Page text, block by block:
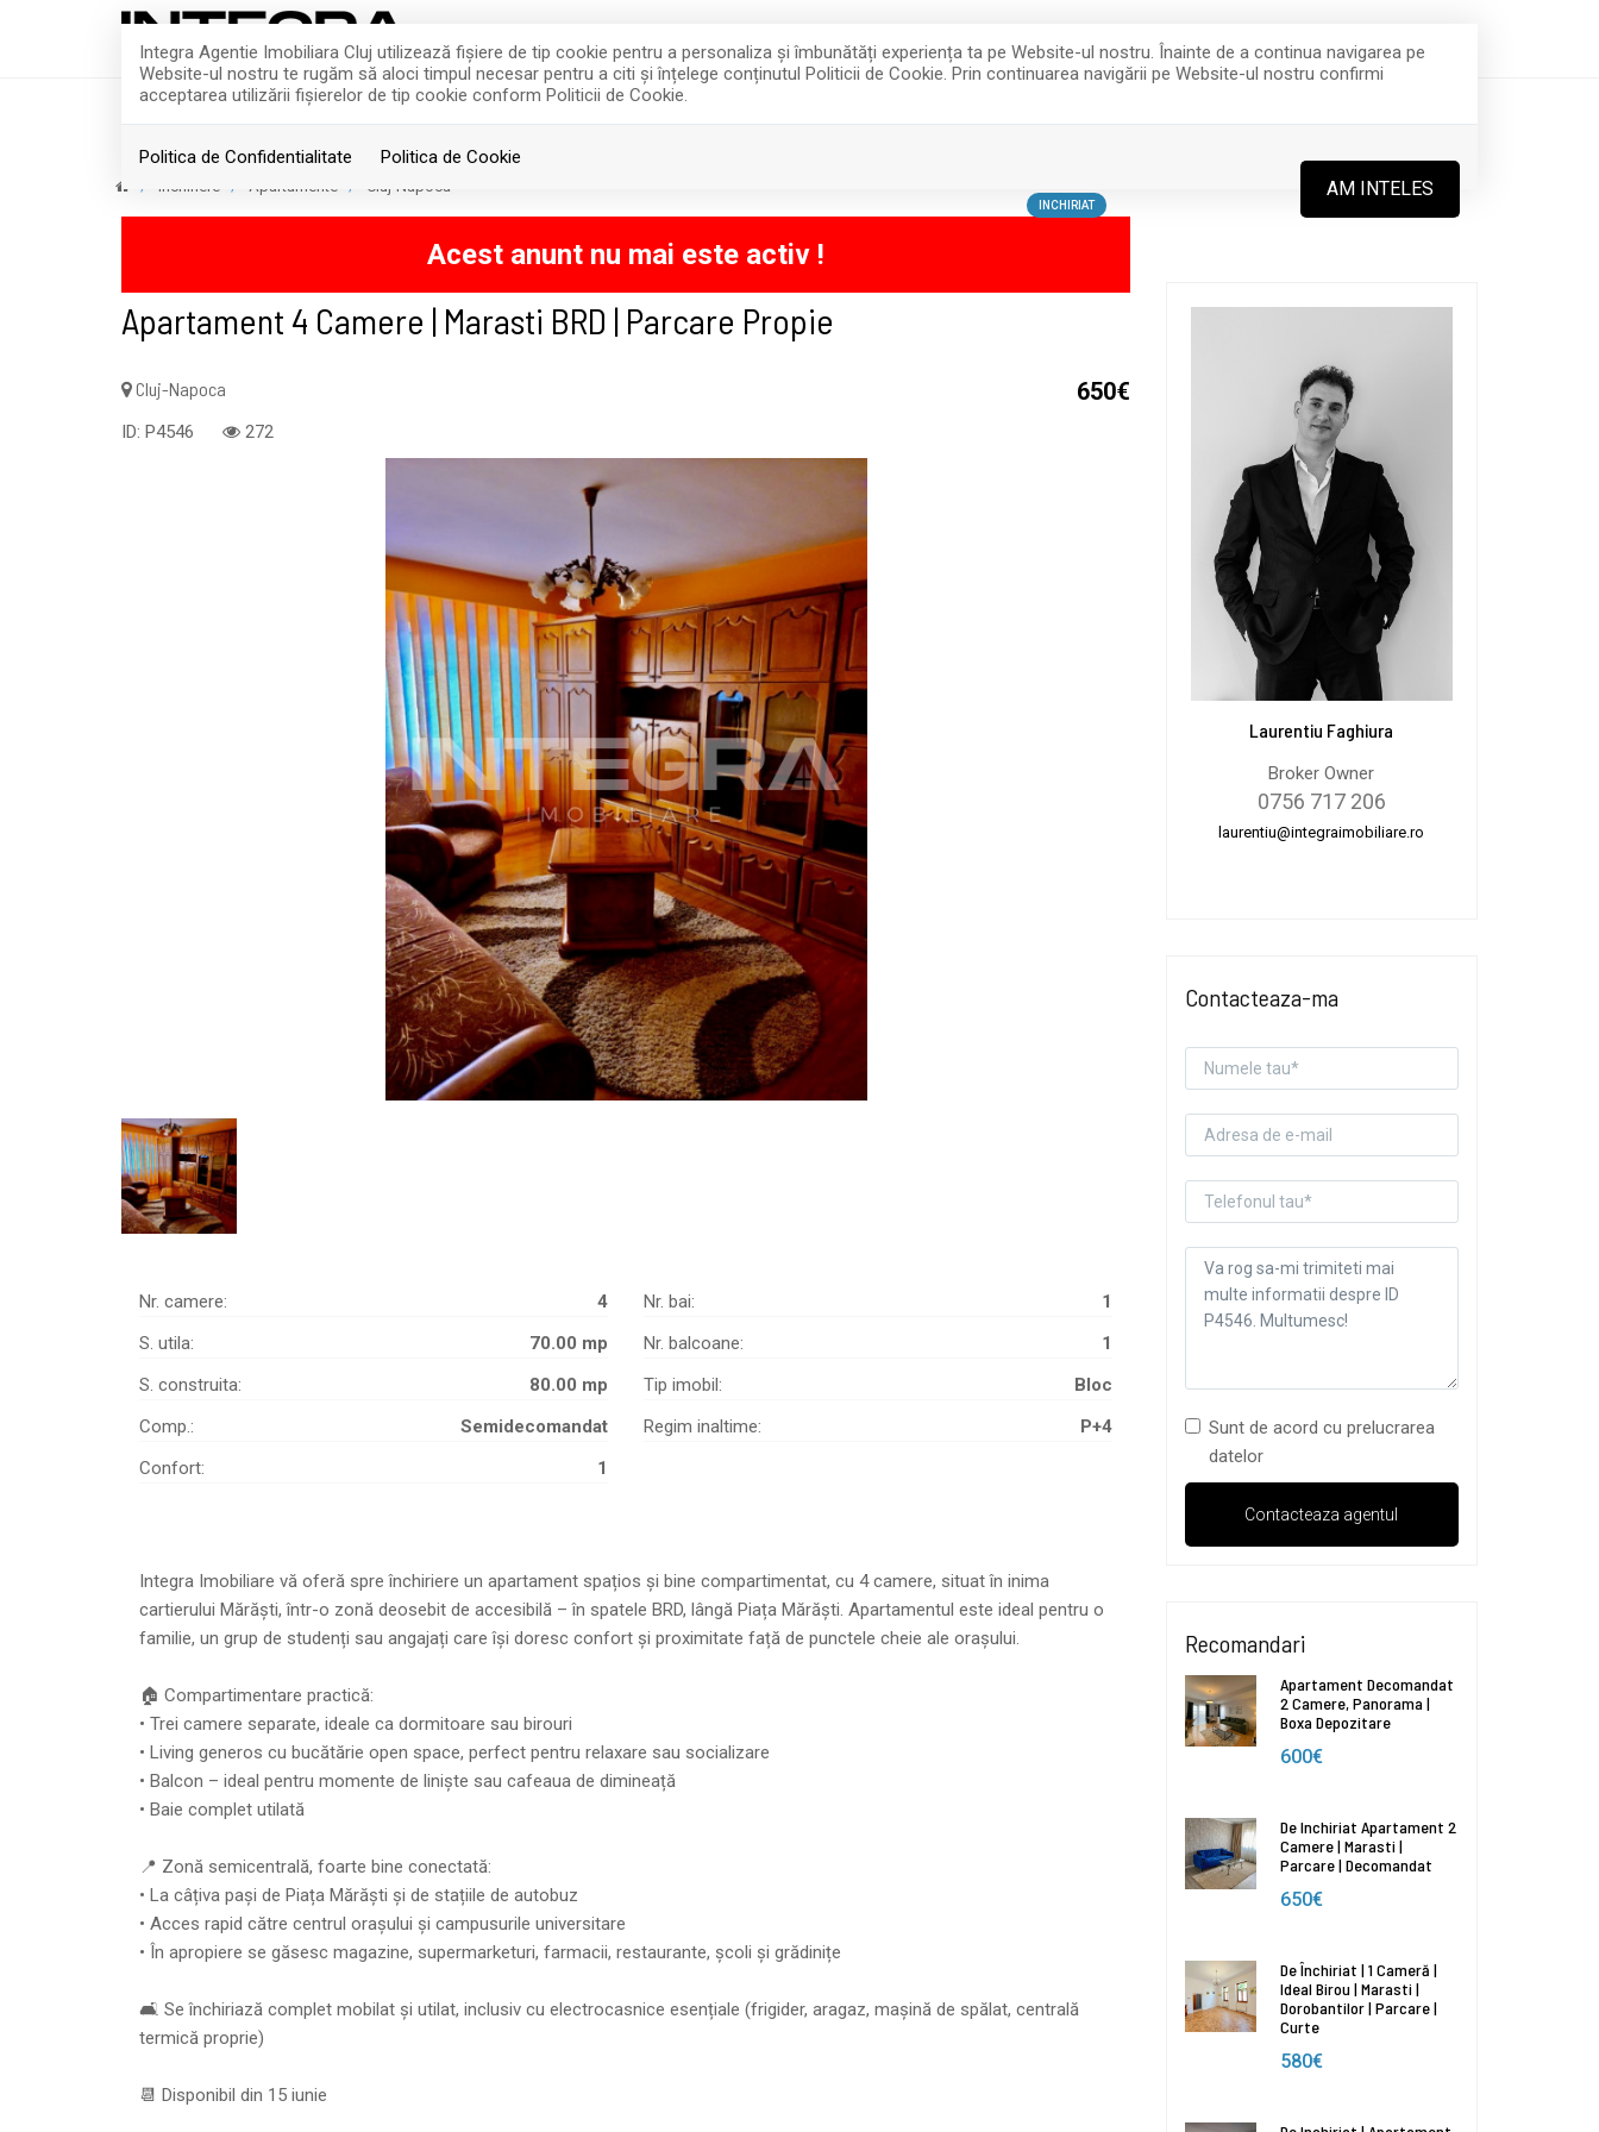
Integra Agentie Imobiliara Cluj utilizează fişiere de tip cookie pentru a personaliza și îmbunătăți experiența ta pe Website-ul nostru. Înainte de a continua navigarea pe
Website-ul nostru te rugăm să aloci timpul necesar pentru a citi și înțelege conținutul Politicii de Cookie. Prin continuarea navigării pe Website-ul nostru confirmi
acceptarea utilizării fişierelor de tip cookie conform Politicii de Cookie.
Politica de Confidentialitate Politica de Cookie
AM INTELES
office@integraimobiliare.ro
Inchiriere Apartamente Cluj-Napoca
Acest anunt nu mai este activ !
Apartament 4 Camere | Marasti BRD | Parcare Propie
Cluj-Napoca 650€
ID: P4546 272
INCHIRIAT
Nr. camere:
4
S. utila:
70.00 mp
S. construita:
80.00 mp
Comp.:
Semidecomandat
Confort:
1
Nr. bai:
1
Nr. balcoane:
1
Tip imobil:
Bloc
Regim inaltime:
P+4
Integra Imobiliare vă oferă spre închiriere un apartament spațios și bine compartimentat, cu 4 camere, situat în inima
cartierului Mărăști, într-o zonă deosebit de accesibilă – în spatele BRD, lângă Piața Mărăști. Apartamentul este ideal pentru o
familie, un grup de studenți sau angajați care își doresc confort și proximitate față de punctele cheie ale orașului.
🏠 Compartimentare practică:
• Trei camere separate, ideale ca dormitoare sau birouri
• Living generos cu bucătărie open space, perfect pentru relaxare sau socializare
• Balcon – ideal pentru momente de liniște sau cafeaua de dimineață
• Baie complet utilată
📍 Zonă semicentrală, foarte bine conectată:
• La câțiva pași de Piața Mărăști și de stațiile de autobuz
• Acces rapid către centrul orașului și campusurile universitare
• În apropiere se găsesc magazine, supermarketuri, farmacii, restaurante, școli și grădinițe
🛋 Se închiriază complet mobilat și utilat, inclusiv cu electrocasnice esențiale (frigider, aragaz, mașină de spălat, centrală
termică proprie)
📆 Disponibil din 15 iunie
Laurentiu Faghiura
Broker Owner
0756 717 206
laurentiu@integraimobiliare.ro
Contacteaza-ma
Sunt de acord cu prelucrarea
datelor
Recomandari
Apartament Decomandat
2 Camere, Panorama |
Boxa Depozitare
600€
De Inchiriat Apartament 2
Camere | Marasti |
Parcare | Decomandat
650€
De Închiriat | 1 Cameră |
Ideal Birou | Marasti |
Dorobantilor | Parcare |
Curte
580€